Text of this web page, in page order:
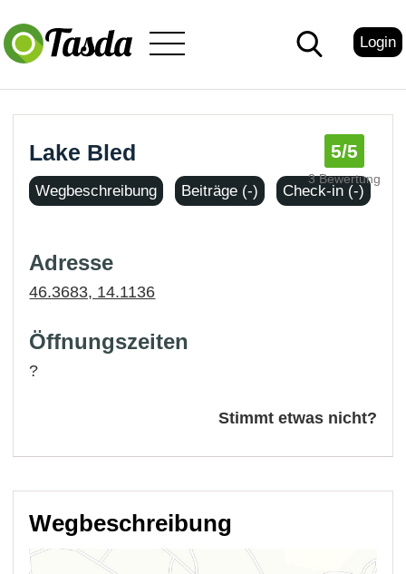
Login
Lake Bled 5/5
3 Bewertung
Wegbeschreibung Beiträge (-) Check-in (-)
Adresse
46.3683, 14.1136
Öffnungszeiten
?
Stimmt etwas nicht?
Wegbeschreibung